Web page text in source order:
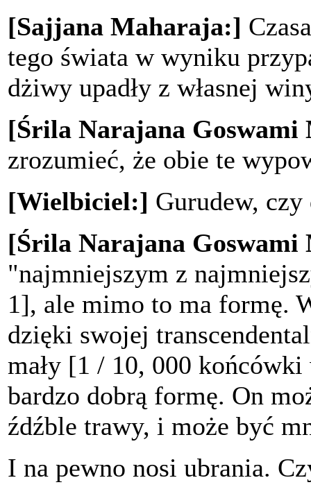
[Sajjana Maharaja:]
tego świata w wyniku
dżiwy upadły z własnej
[Śrila Narajana Goswami
zrozumieć, że obie te
[Wielbiciel:] Gurudew,
[Śrila Narajana Goswami
"najmniejszym z
1], ale mimo to ma formę.
dzięki swojej
mały [1 / 10, 000 końcówki
bardzo dobrą formę. On
źdźble trawy, i może być
I na pewno nosi ubrania.